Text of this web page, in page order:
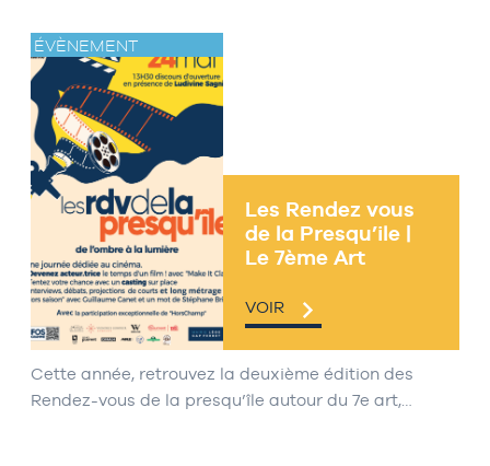
ÉVÈNEMENT
Les Rendez vous
de la Presqu’ile |
Le 7ème Art
VOIR
Cette année, retrouvez la deuxième édition des
Rendez-vous de la presqu’île autour du 7e art,…